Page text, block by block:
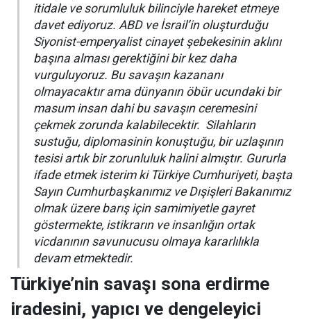
itidale ve sorumluluk bilinciyle hareket etmeye
davet ediyoruz. ABD ve İsrail’in oluşturduğu
Siyonist-emperyalist cinayet şebekesinin aklını
başına alması gerektiğini bir kez daha
vurguluyoruz. Bu savaşın kazananı
olmayacaktır ama dünyanın öbür ucundaki bir
masum insan dahi bu savaşın ceremesini
çekmek zorunda kalabilecektir. Silahların
sustuğu, diplomasinin konuştuğu, bir uzlaşının
tesisi artık bir zorunluluk halini almıştır. Gururla
ifade etmek isterim ki Türkiye Cumhuriyeti, başta
Sayın Cumhurbaşkanımız ve Dışişleri Bakanımız
olmak üzere barış için samimiyetle gayret
göstermekte, istikrarın ve insanlığın ortak
vicdanının savunucusu olmaya kararlılıkla
devam etmektedir.
Türkiye’nin savaşı sona erdirme
iradesini, yapıcı ve dengeleyici